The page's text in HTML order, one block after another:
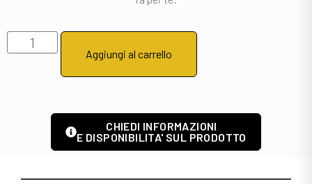
Aggiungi al carrello
CHIEDI INFORMAZIONI
E DISPONIBILITA' SUL PRODOTTO